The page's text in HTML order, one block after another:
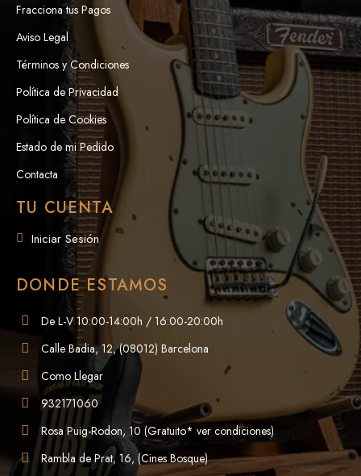
Fracciona tus Pagos
Aviso Legal
Términos y Condiciones
Política de Privacidad
Política de Cookies
Estado de mi Pedido
Contacta
TU CUENTA
Iniciar Sesión
DONDE ESTAMOS
De L-V 10:00-14:00h / 16:00-20:00h
Calle Badia, 12, (08012) Barcelona
Como Llegar
932171060
Rosa Puig-Rodon, 10 (Gratuito* ver condiciones)
Rambla de Prat, 16, (Cines Bosque)